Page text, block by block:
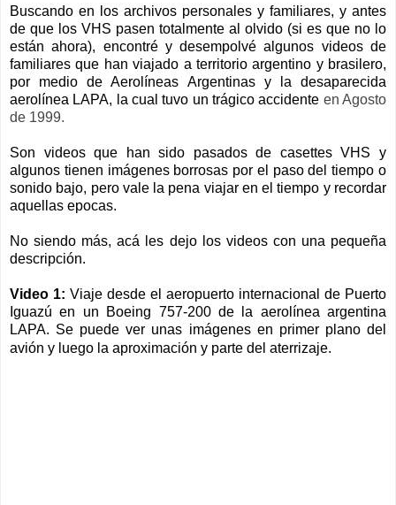
Buscando en los archivos personales y familiares, y antes
de que los VHS pasen totalmente al olvido (si es que no lo
están ahora), encontré y desempolvé algunos videos de
familiares que han viajado a territorio argentino y brasilero,
por medio de Aerolíneas Argentinas y la desaparecida
aerolínea LAPA, la cual tuvo un trágico accidente en Agosto
de 1999.
Son videos que han sido pasados de casettes VHS y
algunos tienen imágenes borrosas por el paso del tiempo o
sonido bajo, pero vale la pena viajar en el tiempo y recordar
aquellas epocas.
No siendo más, acá les dejo los videos con una pequeña
descripción.
Video 1: Viaje desde el aeropuerto internacional de Puerto
Iguazú en un Boeing 757-200 de la aerolínea argentina
LAPA. Se puede ver unas imágenes en primer plano del
avión y luego la aproximación y parte del aterrizaje.